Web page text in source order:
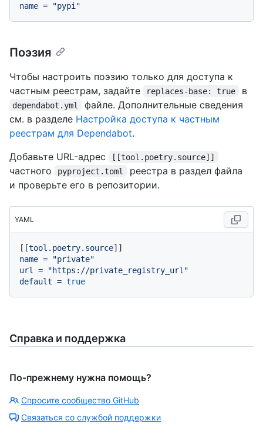
name = "pypi"
Поэзия
Чтобы настроить поэзию только для доступа к
частным реестрам, задайте
replaces-base: true в
dependabot.yml
файле. Дополнительные сведения
см. в разделе Настройка доступа к частным
реестрам для Dependabot.
Добавьте URL-адрес
[[tool.poetry.source]]
частного pyproject.toml
реестра в раздел файла
и проверьте его в репозитории.
YAML
[[tool.poetry.source
name =
"private"
url
=
"https://private_registry_url"
default = true
Справка и поддержка
По-прежнему нужна помощь?
Спросите сообщество GitHub
Связаться со службой поддержки